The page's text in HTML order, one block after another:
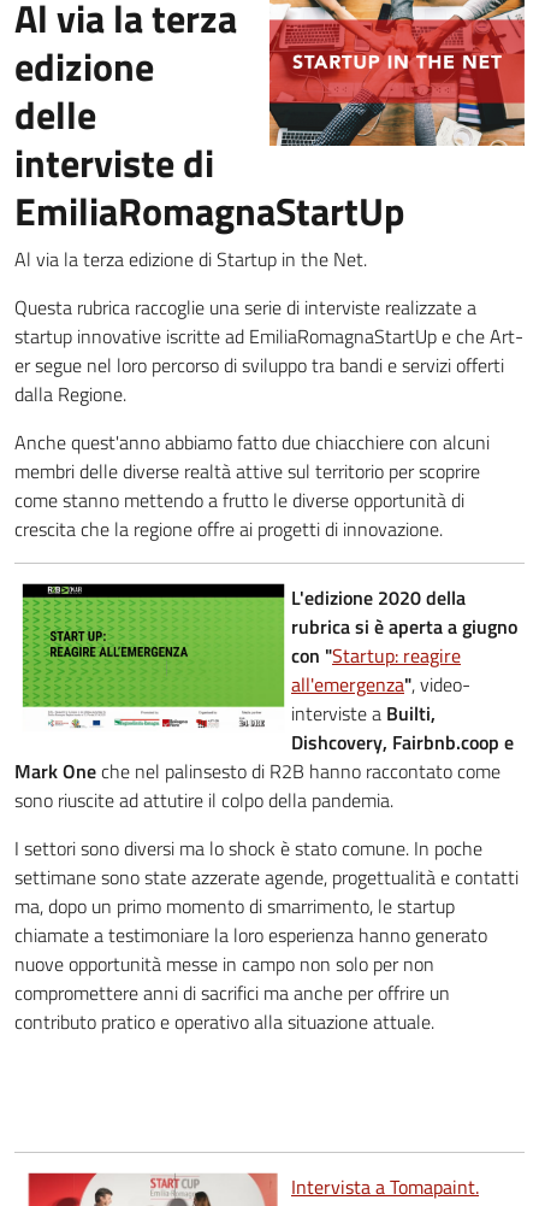
Al via la terza
edizione
delle
interviste di
EmiliaRomagnaStartUp
Al via la terza edizione di Startup in the Net.
Questa rubrica raccoglie una serie di interviste realizzate a
startup innovative iscritte ad EmiliaRomagnaStartUp e che Art-
er segue nel loro percorso di sviluppo tra bandi e servizi offerti
dalla Regione.
Anche quest'anno abbiamo fatto due chiacchiere con alcuni
membri delle diverse realtà attive sul territorio per scoprire
come stanno mettendo a frutto le diverse opportunità di
crescita che la regione offre ai progetti di innovazione.
L'edizione 2020 della
rubrica si è aperta a giugno
con "Startup: reagire
all'emergenza", video-
interviste a Builti,
Dishcovery, Fairbnb.coop e
Mark Oneche nel palinsesto di R2B hanno raccontato come
sono riuscite ad attutire il colpo della pandemia.
I settori sono diversi ma lo shock è stato comune. In poche
settimane sono state azzerate agende, progettualità e contatti
ma, dopo un primo momento di smarrimento, le startup
chiamate a testimoniare la loro esperienza hanno generato
nuove opportunità messe in campo non solo per non
compromettere anni di sacrifici ma anche per offrire un
contributo pratico e operativo alla situazione attuale.
Intervista a Tomapaint.